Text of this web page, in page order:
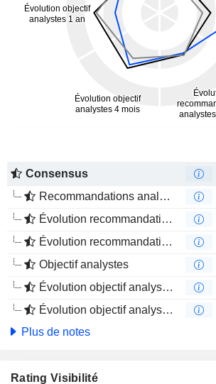
Consensus
Recommandations analystes
Évolution recommandations analystes 1 an
Évolution recommandations analystes 4 mois
Objectif analystes
Évolution objectif analystes 1 an
Évolution objectif analystes 4 mois
Plus de notes
Rating Visibilité